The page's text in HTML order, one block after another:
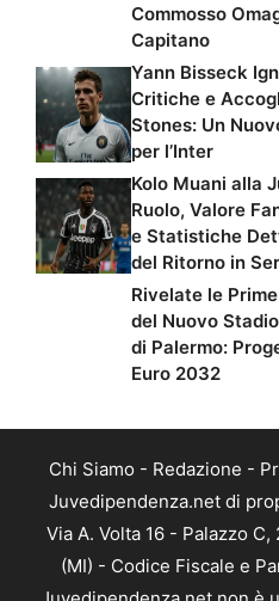
Commosso
Capitano
Yann Bisseck
Critiche e
Stones: Un
per l’Inter
Kolo Muani alla
Ruolo, Valore
e Statistiche
del Ritorno in
Rivelate le
del Nuovo
di Palermo:
Euro 2032
Chi Siamo - Redazione -
Juvedipendenza.net di
Via A. Volta 16 - Palazzo
(MI) - Codice Fiscale e